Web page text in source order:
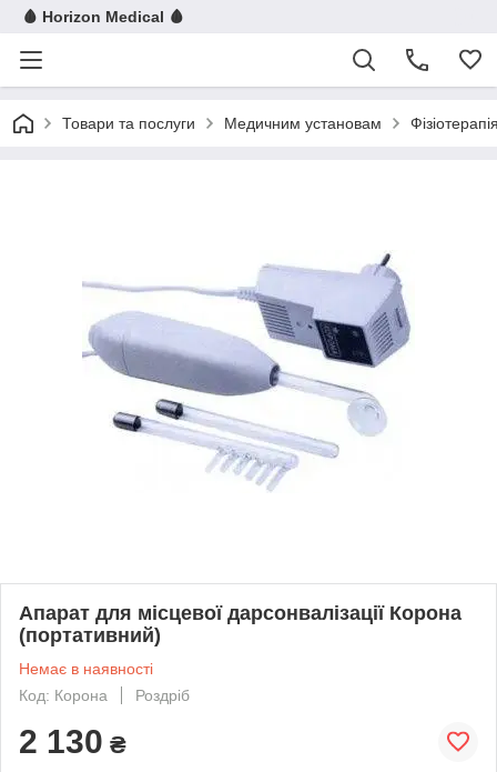
🩸 Horizon Medical 🩸
Товари та послуги Медичним установам
Апарат для місцевої дарсонвалізації Корона
(портативний)
Немає в наявності
Код: Корона
Роздріб
2 130 ₴